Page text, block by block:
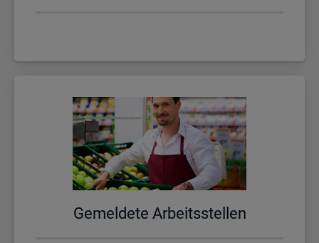
Ge­mel­de­te Ar­beits­stel­len